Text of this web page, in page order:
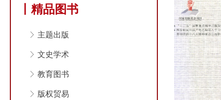
丨精品图书
ꁕ 主题出版
ꁕ 文史学术
ꁕ 教育图书
ꁕ 版权贸易